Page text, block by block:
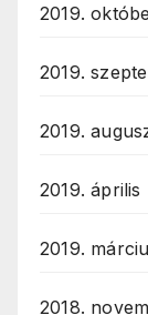
2019.
2019.
2019.
2019. április
2019.
2018.